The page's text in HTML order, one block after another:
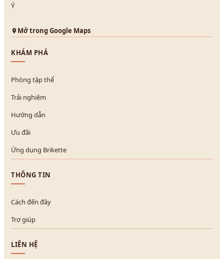
Ý
Mở trong Google Maps
KHÁM PHÁ
Phòng tập thể
Trải nghiệm
Hướng dẫn
Ưu đãi
Ứng dụng Brikette
THÔNG TIN
Cách đến đây
Trợ giúp
LIÊN HỆ